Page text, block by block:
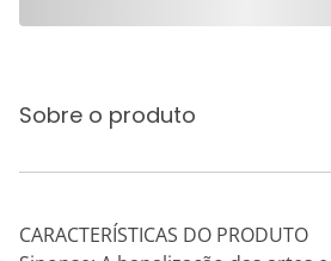
Sobre o produto
CARACTERÍSTICAS DO PRODUTO